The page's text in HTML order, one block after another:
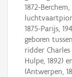
1872-
1875-Parijs,
geboren
ridder Charles
Hulpe, 1892)
(Antwerpen,